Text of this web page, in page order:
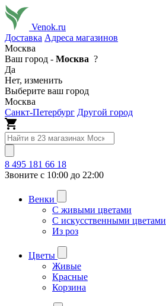
Venok.ru
Доставка Адреса магазинов
Москва
Ваш город - Москва ?
Да
Нет, изменить
Выберите ваш город
Москва
Санкт-Петербург Другой город
8 495 181 66 18
Звоните с 10:00 до 22:00
Венки
С живыми цветами
С искусственными цветами
Из роз
Цветы
Живые
Красные
Корзина